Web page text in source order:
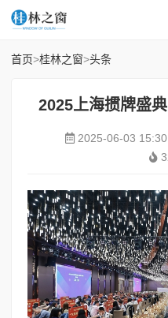
首页>桂林之窗>头条
2025上海掼牌盛
2025-06-03